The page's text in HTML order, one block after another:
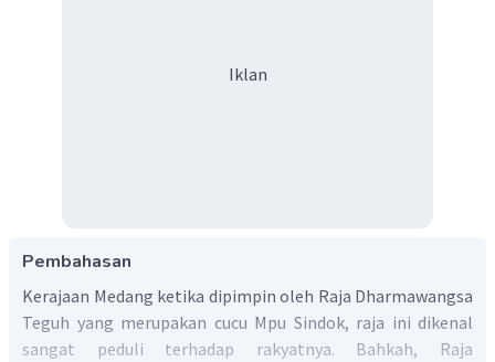
Iklan
Pembahasan
Kerajaan Medang ketika dipimpin oleh Raja Dharmawangsa
Teguh yang merupakan cucu Mpu Sindok, raja ini dikenal
sangat peduli terhadap rakyatnya. Bahkah, Raja